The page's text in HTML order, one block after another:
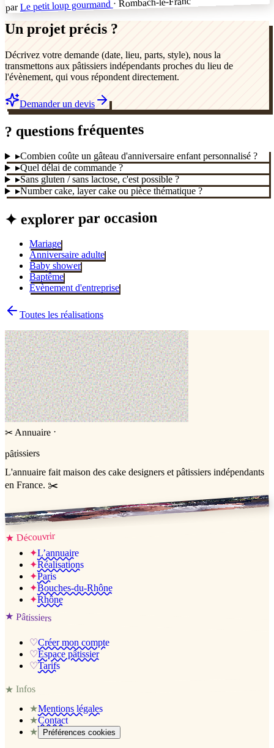
par Le petit loup gourmand
Un projet précis ?
Décrivez votre demande (date, lieu, parts, style), nous la
transmettons aux pâtissiers indépendants proches du lieu de
l'évènement, qui vous répondent directement.
Demander un devis
? questions fréquentes
▸Combien coûte un gâteau d'anniversaire enfant personnalisé ?
▸Quel délai de commande ?
▸Sans gluten / sans lactose, c'est possible ?
▸Number cake, layer cake ou pièce thématique ?
✦ explorer par occasion
Mariage
Anniversaire adulte
Baby shower
Baptême
Évènement d'entreprise
Toutes les réalisations
✂ Annuaire ·
pâtissiers
L'annuaire fait maison des cake designers et pâtissiers indépendants
en France. ✂️
Jessica & Jérémy ♡
★ Découvrir
✦L’annuaire
✦Réalisations
✦Paris
✦Bouches-du-Rhône
✦Rhône
★ Pâtissiers
♡Créer mon compte
♡Espace pâtissier
♡Tarifs
★Infos
★Mentions légales
★Contact
★
Préférences cookies